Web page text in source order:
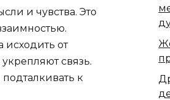
и чувства. Это
исходить от
связь.
к